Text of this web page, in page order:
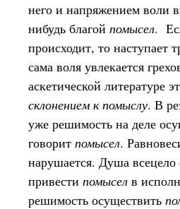
него и напряжением воли
нибудь благой помысел.
происходит, то наступает
сама воля увлекается
аскетической литературе
склонением к помыслу. В
уже решимость на деле
говорит помысел.
нарушается. Душа всецело
привести помысел в
решимость осуществить